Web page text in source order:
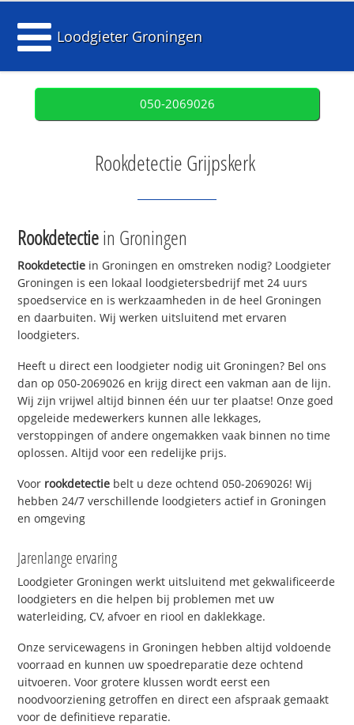
Loodgieter Groningen
050-2069026
Rookdetectie Grijpskerk
Rookdetectiein Groningen
Rookdetectie in Groningen en omstreken nodig? Loodgieter
Groningen is een lokaal loodgietersbedrijf met 24 uurs
spoedservice en is werkzaamheden in de heel Groningen
en daarbuiten. Wij werken uitsluitend met ervaren
loodgieters.
Heeft u direct een loodgieter nodig uit Groningen? Bel ons
dan op 050-2069026 en krijg direct een vakman aan de lijn.
Wij zijn vrijwel altijd binnen één uur ter plaatse! Onze goed
opgeleide medewerkers kunnen alle lekkages,
verstoppingen of andere ongemakken vaak binnen no time
oplossen. Altijd voor een redelijke prijs.
Voor rookdetectie belt u deze ochtend 050-2069026! Wij
hebben 24/7 verschillende loodgieters actief in Groningen
en omgeving
Jarenlange ervaring
Loodgieter Groningen werkt uitsluitend met gekwalificeerde
loodgieters en die helpen bij problemen met uw
waterleiding, CV, afvoer en riool en daklekkage.
Onze servicewagens in Groningen hebben altijd voldoende
voorraad en kunnen uw spoedreparatie deze ochtend
uitvoeren. Voor grotere klussen wordt eerst een
noodvoorziening getroffen en direct een afspraak gemaakt
voor de definitieve reparatie.